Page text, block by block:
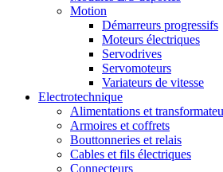
Motion
Démarreurs progressifs
Moteurs électriques
Servodrives
Servomoteurs
Variateurs de vitesse
Electrotechnique
Alimentations et
Armoires et coffrets
Bouttonneries et relais
Cables et fils électriques
Connecteurs